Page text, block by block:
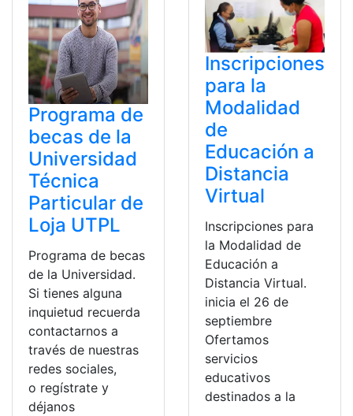
Programa de
becas de la
Universidad
Técnica
Particular de
Loja UTPL
Programa de becas
de la Universidad.
Si tienes alguna
inquietud recuerda
contactarnos a
través de nuestras
redes sociales,
o regístrate y
déjanos
Inscripciones
para la
Modalidad
de
Educación a
Distancia
Virtual
Inscripciones para
la Modalidad de
Educación a
Distancia Virtual.
inicia el 26 de
septiembre
Ofertamos
servicios
educativos
destinados a la